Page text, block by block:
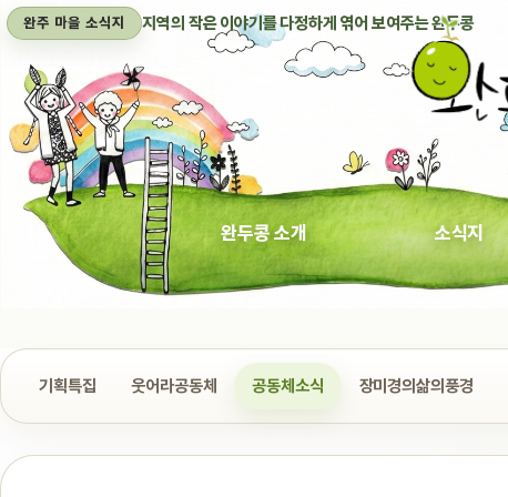
완주 마을 소식지 지역의 작은 이야기를 다정하게 엮어 보여주는 완두콩
완두콩 소개 소식지
기획특집 웃어라공동체 공동체소식 장미경의삶의풍경